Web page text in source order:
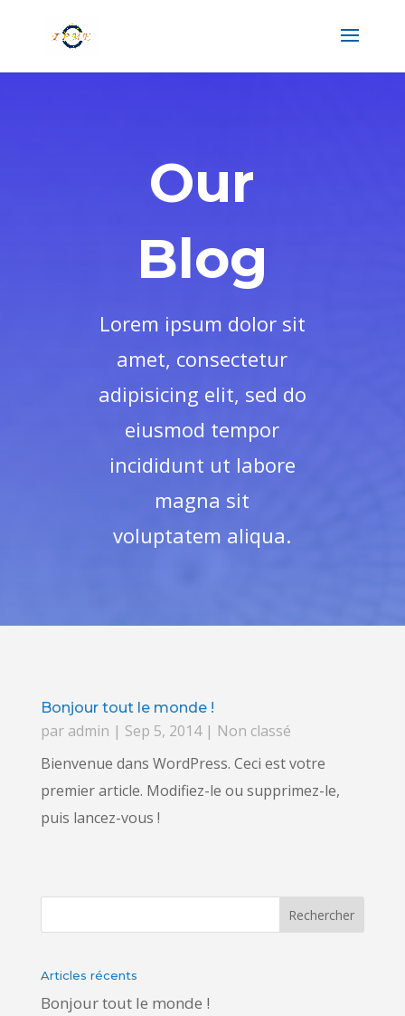
Our
Blog
Lorem ipsum dolor sit
amet, consectetur
adipisicing elit, sed do
eiusmod tempor
incididunt ut labore
magna sit
voluptatem aliqua.
Bonjour tout le monde !
par admin | Sep 5, 2014| Non classé
Bienvenue dans WordPress. Ceci est votre
premier article. Modifiez-le ou supprimez-le,
puis lancez-vous !
Articles récents
Bonjour tout le monde !